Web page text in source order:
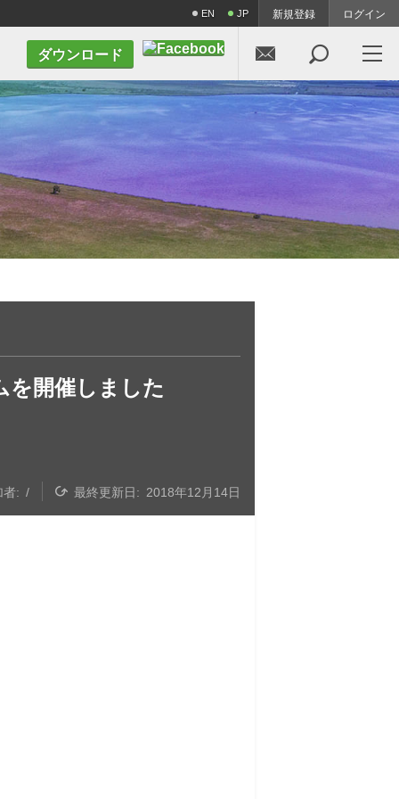
EN JP 新規登録 ログイン
ダウンロード  
を開催しました
者: /  最終更新日: 2018年12月14日